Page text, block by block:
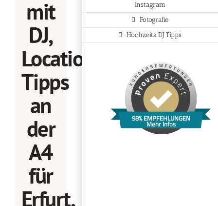
Instagram
Fotografie
Hochzeits DJ Tipps
98% EMPFEHLUNGEN
Mehr Infos
mit
DJ,
Location
Tipps
an
der
A4
für
Erfurt,